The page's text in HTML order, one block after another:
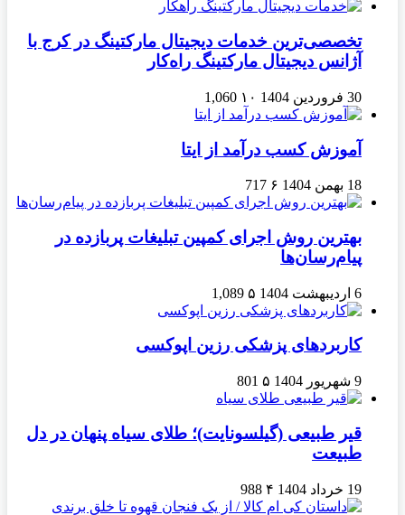
تخصصی‌ترین خدمات دیجیتال مارکتینگ در کرج با
آژانس دیجیتال مارکتینگ راه‌کار
30 فروردین 1404 ۱۰ 1,060
آموزش کسب درآمد از ایتا
18 بهمن 1404 ۶ 717
بهترین روش اجرای کمپین تبلیغات پربازده در
پیام‌رسان‌ها
6 اردیبهشت 1404 ۵ 1,089
کاربردهای پزشکی رزین اپوکسی
9 شهریور 1404 ۵ 801
قیر طبیعی (گیلسونایت)؛ طلای سیاه پنهان در دل
طبیعت
19 خرداد 1404 ۴ 988